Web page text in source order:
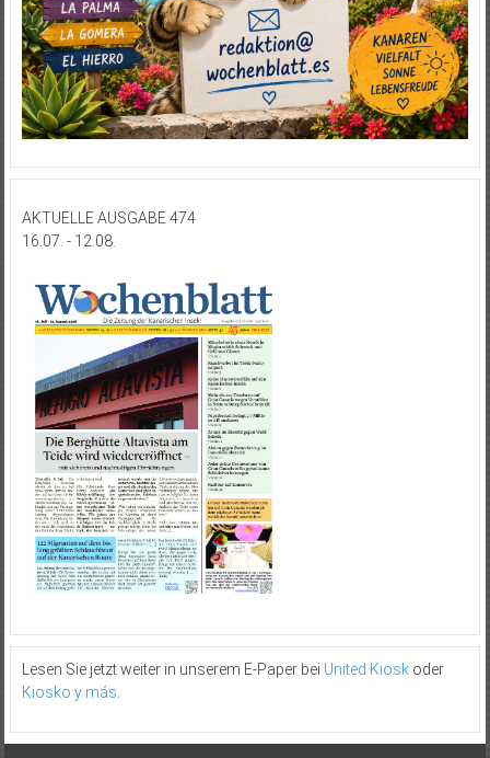
AKTUELLE AUSGABE 474
16.07. - 12.08.
Lesen Sie jetzt weiter in unserem E-Paper bei United Kioskoder
Kiosko y más